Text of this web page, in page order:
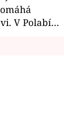
V Polabí